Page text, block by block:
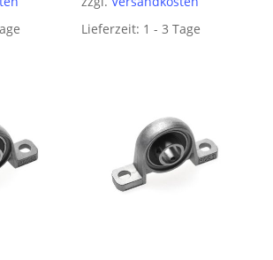
Lieferzeit: 1 - 3 Tage